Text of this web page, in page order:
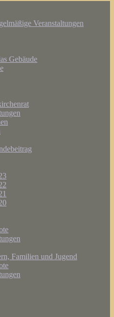
Veranstaltungen
Gebäude
Familien und Jugend